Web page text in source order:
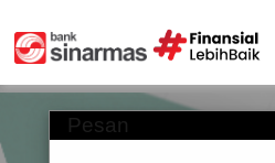
Pesan